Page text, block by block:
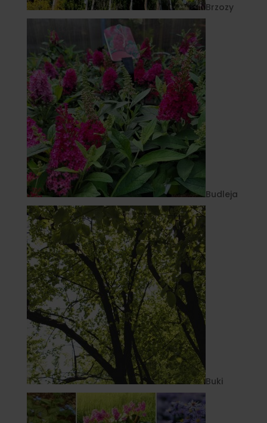
Brzozy
Budleja
Buki